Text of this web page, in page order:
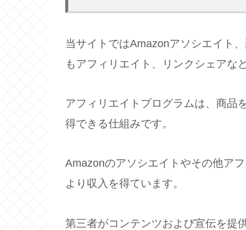
当サイトではAmazonアソシエイト
もアフィリエイト、リンクシェアな
アフィリエイトプログラムは、商品
得できる仕組みです。
Amazonのアソシエイトやその他ア
より収入を得ています。
第三者がコンテンツおよび宣伝を提